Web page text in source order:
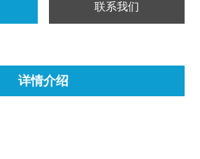
联系我们
详情介绍